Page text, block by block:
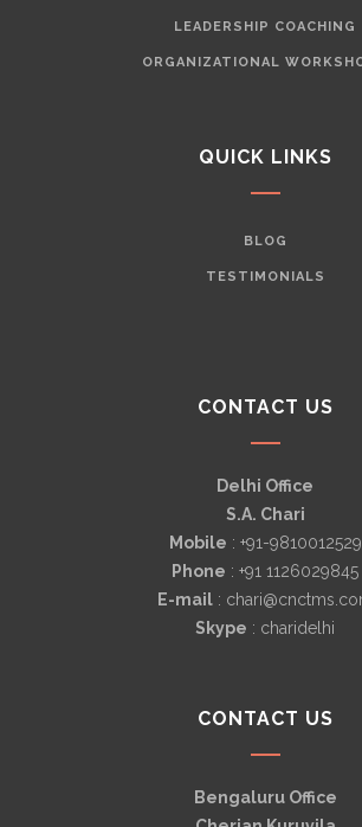
LEADERSHIP COACHING
ORGANIZATIONAL
QUICK LINKS
BLOG
TESTIMONIALS
CONTACT US
Delhi Office
S.A. Chari
Mobile : +91-9810012529
Phone : +91 1126029845
E-mail:
Skype : charidelhi
CONTACT US
Bengaluru Office